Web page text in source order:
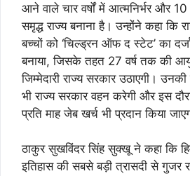
आने वाले चार वर्षों में आत्मनिर्भर और
समृद्ध राज्य बनाना है। उन्होंने कहा कि
बच्चों को ‘चिल्ड्रन ऑफ द स्टेट’ का
बनाया, जिसके तहत 27 वर्ष तक की
जिम्मेदारी राज्य सरकार उठाएगी। उनकी
भी राज्य सरकार वहन करेगी और इस
प्रति माह जेब खर्च भी प्रदान किया
ठाकुर सुखविंदर सिंह सुक्खू ने कहा कि
इतिहास की सबसे बड़ी त्रासदी से गुजर